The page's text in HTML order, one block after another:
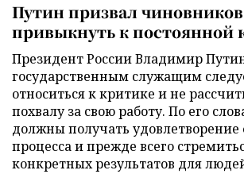
Путин призвал чиновников
привыкнуть к постоянной
Президент России Владимир
государственным служащим
относиться к критике и не
похвалу за свою работу. По его
должны получать удовлетворение
процесса и прежде всего
конкретных результатов для